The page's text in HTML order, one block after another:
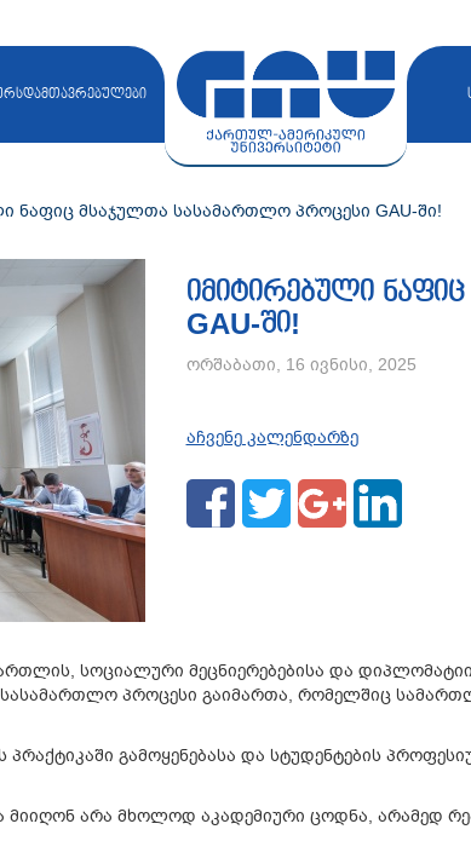
ნაფიც მსაჯულთა სასამართლო პროცესი GAU-ში!
იმიტირებული
GAU-ში!
ორშაბათი, 16 ივნისი, 2025
აჩვენე კალენდარზე
სოციალური მეცნიერებებისა და
პროცესი გაიმართა, რომელშიც
გამოყენებასა და სტუდენტების
მიიღონ არა მხოლოდ აკადემიური ცოდნა, არამედ